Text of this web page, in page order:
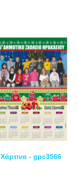
Χάρτινα - gpc3566